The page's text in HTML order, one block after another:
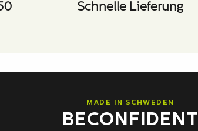
Schnelle Lieferung
MADE IN SCHWEDEN
BECONFIDENT